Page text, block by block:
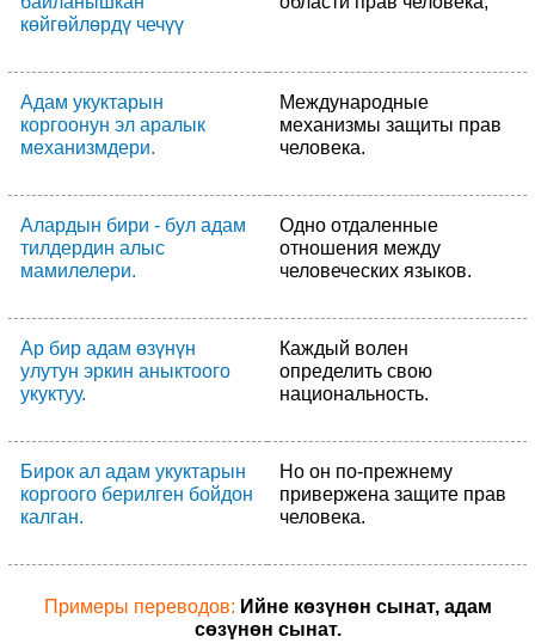
көйгөйлөрдү чечүү
Адам укуктарын
коргоонун эл аралык
механизмдери.
Международные
механизмы защиты прав
человека.
Алардын бири - бул адам
тилдердин алыс
мамилелери.
Одно отдаленные
отношения между
человеческих языков.
Ар бир адам өзүнүн
улутун эркин аныктоого
укуктуу.
Каждый волен
определить свою
национальность.
Бирок ал адам укуктарын
коргоого берилген бойдон
калган.
Но он по-прежнему
привержена защите прав
человека.
Примеры переводов: Ийне көзүнөн сынат, адам
сөзүнөн сынат.